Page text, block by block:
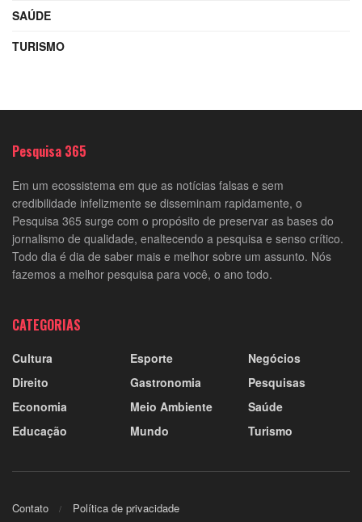
SAÚDE
TURISMO
Pesquisa 365
Em um ecossistema em que as notícias falsas e sem
credibilidade infelizmente se disseminam rapidamente, o
Pesquisa 365 surge com o propósito de preservar as bases do
jornalismo de qualidade, enaltecendo a pesquisa e senso crítico.
Todo dia é dia de saber mais e melhor sobre um assunto. Nós
fazemos a melhor pesquisa para você, o ano todo.
CATEGORIAS
Cultura
Direito
Economia
Educação
Esporte
Gastronomia
Meio Ambiente
Mundo
Negócios
Pesquisas
Saúde
Turismo
Contato Política de privacidade